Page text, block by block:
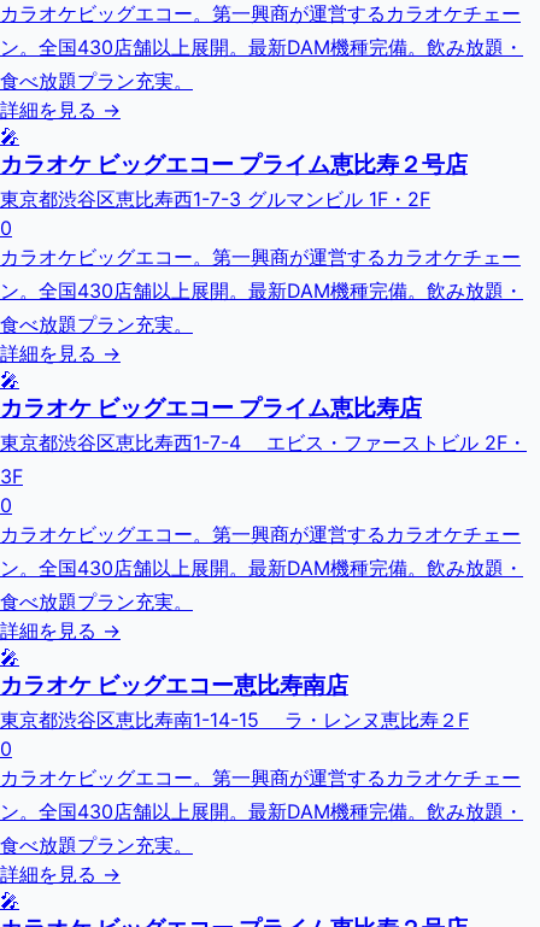
カラオケビッグエコー。第一興商が運営するカラオケチェー
ン。全国430店舗以上展開。最新DAM機種完備。飲み放題・
食べ放題プラン充実。
詳細を見る →
🎤
カラオケ ビッグエコー プライム恵比寿２号店
東京都渋谷区恵比寿西1-7-3 グルマンビル 1F・2F
0
カラオケビッグエコー。第一興商が運営するカラオケチェー
ン。全国430店舗以上展開。最新DAM機種完備。飲み放題・
食べ放題プラン充実。
詳細を見る →
🎤
カラオケ ビッグエコー プライム恵比寿店
東京都渋谷区恵比寿西1-7-4 エビス・ファーストビル 2F・
3F
0
カラオケビッグエコー。第一興商が運営するカラオケチェー
ン。全国430店舗以上展開。最新DAM機種完備。飲み放題・
食べ放題プラン充実。
詳細を見る →
🎤
カラオケ ビッグエコー恵比寿南店
東京都渋谷区恵比寿南1-14-15 ラ・レンヌ恵比寿２F
0
カラオケビッグエコー。第一興商が運営するカラオケチェー
ン。全国430店舗以上展開。最新DAM機種完備。飲み放題・
食べ放題プラン充実。
詳細を見る →
🎤